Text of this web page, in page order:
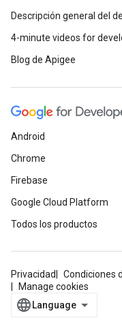
Descripción general del
4-minute videos for
Blog de Apigee
Android
Chrome
Firebase
Google Cloud Platform
Todos los productos
Privacidad Condiciones
Manage cookies